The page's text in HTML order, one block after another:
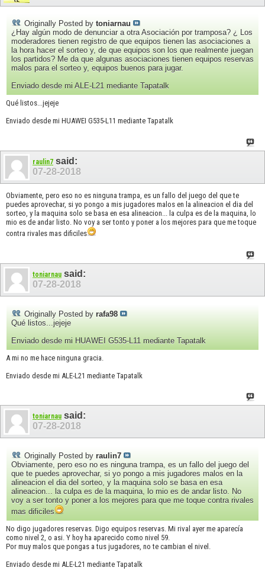
Originally Posted by toniarnau
¿Hay algún modo de denunciar a otra Asociación por tramposa? ¿ Los
moderadores tienen registro de que equipos tienen las asociaciones a
la hora hacer el sorteo y, de que equipos son los que realmente juegan
los partidos? Me da que algunas asociaciones tienen equipos reservas
malos para el sorteo y, equipos buenos para jugar.
Enviado desde mi ALE-L21 mediante Tapatalk
Qué listos...jejeje
Enviado desde mi HUAWEI G535-L11 mediante Tapatalk
raulin7 said:
07-28-2018
Obviamente, pero eso no es ninguna trampa, es un fallo del juego del que te
puedes aprovechar, si yo pongo a mis jugadores malos en la alineacion el dia del
sorteo, y la maquina solo se basa en esa alineacion... la culpa es de la maquina, lo
mio es de andar listo. No voy a ser tonto y poner a los mejores para que me toque
contra rivales mas dificiles
toniarnau said:
07-28-2018
Originally Posted by rafa98
Qué listos...jejeje
Enviado desde mi HUAWEI G535-L11 mediante Tapatalk
A mi no me hace ninguna gracia.
Enviado desde mi ALE-L21 mediante Tapatalk
toniarnau said:
07-28-2018
Originally Posted by raulin7
Obviamente, pero eso no es ninguna trampa, es un fallo del juego del
que te puedes aprovechar, si yo pongo a mis jugadores malos en la
alineacion el dia del sorteo, y la maquina solo se basa en esa
alineacion... la culpa es de la maquina, lo mio es de andar listo. No
voy a ser tonto y poner a los mejores para que me toque contra rivales
mas dificiles
No digo jugadores reservas. Digo equipos reservas. Mi rival ayer me aparecía
como nivel 2, o asi. Y hoy ha aparecido como nivel 59.
Por muy malos que pongas a tus jugadores, no te cambian el nivel.
Enviado desde mi ALE-L21 mediante Tapatalk